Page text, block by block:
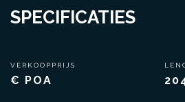
SPECIFICATIES
VERKOOPPRIJS
€ POA